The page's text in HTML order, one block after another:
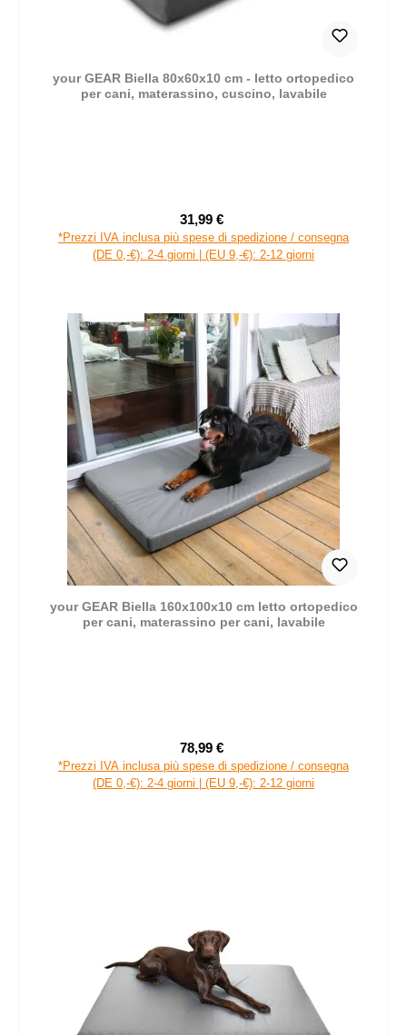
your GEAR Biella 80x60x10 cm - letto ortopedico
per cani, materassino, cuscino, lavabile
Prezzo di vendita:
31,99 €
*Prezzi IVA inclusa più spese di spedizione / consegna
(DE 0,-€): 2-4 giorni | (EU 9,-€): 2-12 giorni
your GEAR Biella 160x100x10 cm letto ortopedico
per cani, materassino per cani, lavabile
Prezzo di vendita:
78,99 €
*Prezzi IVA inclusa più spese di spedizione / consegna
(DE 0,-€): 2-4 giorni | (EU 9,-€): 2-12 giorni